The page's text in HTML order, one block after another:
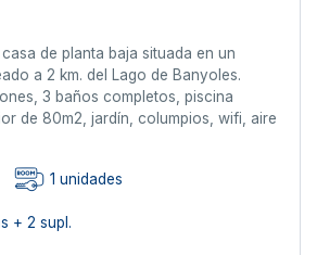
de planta baja situada en un
a 2 km. del Lago de Banyoles.
3 baños completos, piscina
de 80m2, jardín, columpios, wifi, aire
1 unidades
+ 2 supl.